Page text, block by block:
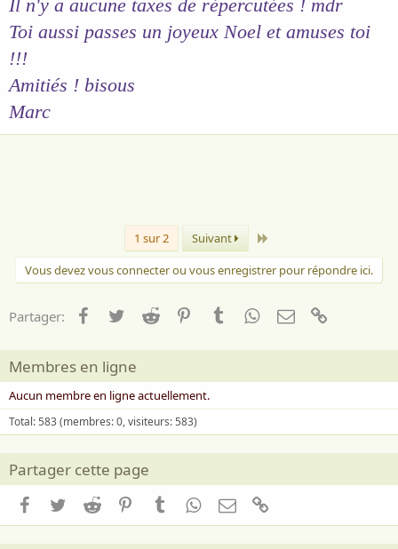
Il n'y a aucune taxes de répercutées ! mdr
Toi aussi passes un joyeux Noel et amuses toi
!!!
Amitiés ! bisous
Marc
1 sur 2 Suivant
Vous devez vous connecter ou vous enregistrer pour répondre ici.
Partager: Facebook
TwitterReddit PinterestTumblrWhatsApp
Email
Membres en ligne
Aucun membre en ligne actuellement.
Total: 583 (membres: 0, visiteurs: 583)
Partager cette page
Facebook
TwitterReddit PinterestTumblrWhatsApp
Email